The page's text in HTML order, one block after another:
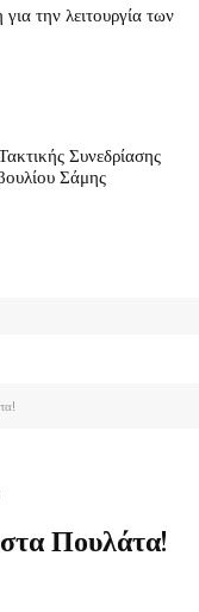
την λειτουργία των
Συνεδρίασης
Σάμης